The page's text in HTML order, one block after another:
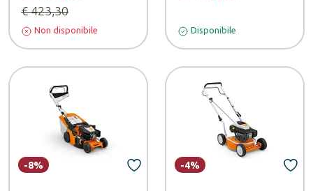
€ 423,30
Non disponibile Disponibile
-8% -4%